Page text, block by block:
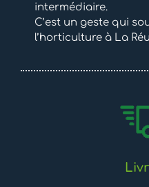
intermédiaire.
C’est un geste qui
l’horticulture à La